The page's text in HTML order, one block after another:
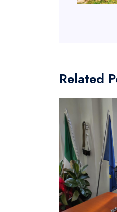
Related